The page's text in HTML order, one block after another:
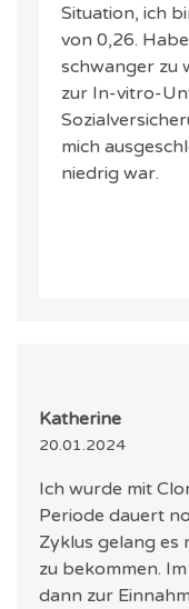
Situation, ich
von 0,26.
schwanger zu
zur In-vitro-
mich
niedrig war.
Katherine
20.01.2024
Ich wurde mit
Periode dauert
Zyklus gelang es
zu bekommen.
dann zur